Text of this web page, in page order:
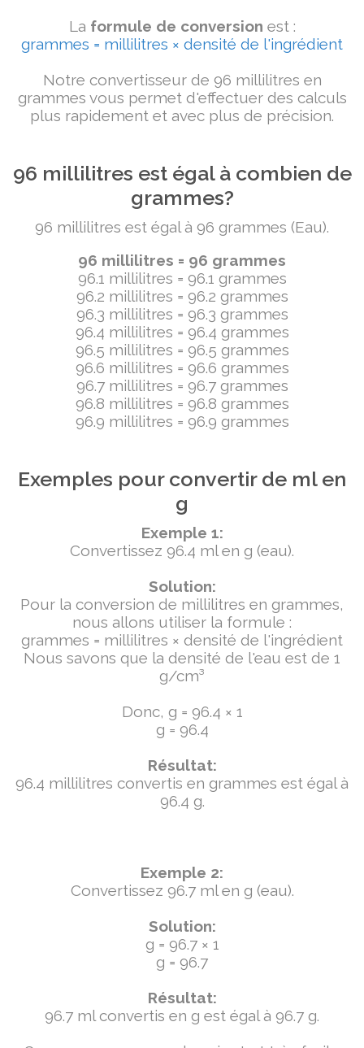
La formule de conversion est :
grammes = millilitres × densité de l'ingrédient
Notre convertisseur de 96 millilitres en
grammes vous permet d'effectuer des calculs
plus rapidement et avec plus de précision.
96 millilitres est égal à combien de
grammes?
96 millilitres est égal à 96 grammes (Eau).
96 millilitres = 96 grammes
96.1 millilitres = 96.1 grammes
96.2 millilitres = 96.2 grammes
96.3 millilitres = 96.3 grammes
96.4 millilitres = 96.4 grammes
96.5 millilitres = 96.5 grammes
96.6 millilitres = 96.6 grammes
96.7 millilitres = 96.7 grammes
96.8 millilitres = 96.8 grammes
96.9 millilitres = 96.9 grammes
Exemples pour convertir de ml en
g
Exemple 1:
Convertissez 96.4 ml en g (eau).
Solution:
Pour la conversion de millilitres en grammes,
nous allons utiliser la formule :
grammes = millilitres × densité de l'ingrédient
Nous savons que la densité de l'eau est de 1
g/cm³
Donc, g = 96.4 × 1
g = 96.4
Résultat:
96.4 millilitres convertis en grammes est égal à
96.4 g.
Exemple 2:
Convertissez 96.7 ml en g (eau).
Solution:
g = 96.7 × 1
g = 96.7
Résultat:
96.7 ml convertis en g est égal à 96.7 g.